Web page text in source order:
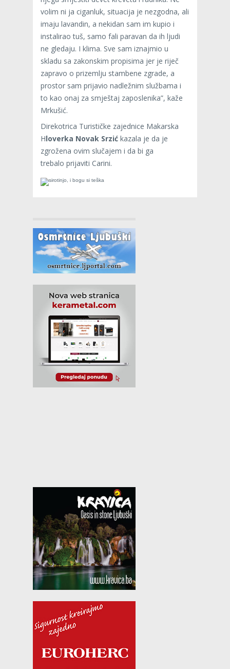
volim ni ja ciganluk, situacija je nezgodna, ali
imaju lavandin, a nekidan sam im kupio i
instalirao tuš, samo fali paravan da ih ljudi
ne gledaju. I klima. Sve sam iznajmio u
skladu sa zakonskim propisima jer je riječ
zapravo o prizemlju stambene zgrade, a
prostor sam prijavio nadležnim službama i
to kao onaj za smještaj zaposlenika”, kaže
Mrkušić.
Direkotrica Turističke zajednice Makarska
Hloverka Novak Srzić kazala je da je
zgrožena ovim slučajem i da bi ga
trebalo prijaviti Carini.